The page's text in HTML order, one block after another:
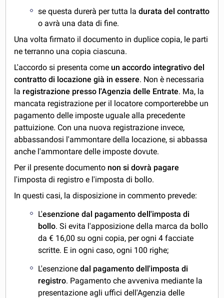
se questa durerà per tutta la durata del contratto
o avrà una data di fine.
Una volta firmato il documento in duplice copia, le parti
ne terranno una copia ciascuna.
L'accordo si presenta come un accordo integrativo del
contratto di locazione già in essere. Non è necessaria
la registrazione presso l'Agenzia delle Entrate. Ma, la
mancata registrazione per il locatore comporterebbe un
pagamento delle imposte uguale alla precedente
pattuizione. Con una nuova registrazione invece,
abbassandosi l'ammontare della locazione, si abbassa
anche l'ammontare delle imposte dovute.
Per il presente documento non si dovrà pagare
l'imposta di registro e l'imposta di bollo.
In questi casi, la disposizione in commento prevede:
L'esenzione dal pagamento dell'imposta di
bollo. Si evita l'apposizione della marca da bollo
da € 16,00 su ogni copia, per ogni 4 facciate
scritte. E in ogni caso, ogni 100 righe;
L'esenzionedal pagamento dell'imposta di
registro. Pagamento che avveniva mediante la
presentazione agli uffici dell'Agenzia delle